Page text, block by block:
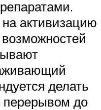
активизацию
делать
перерывом до